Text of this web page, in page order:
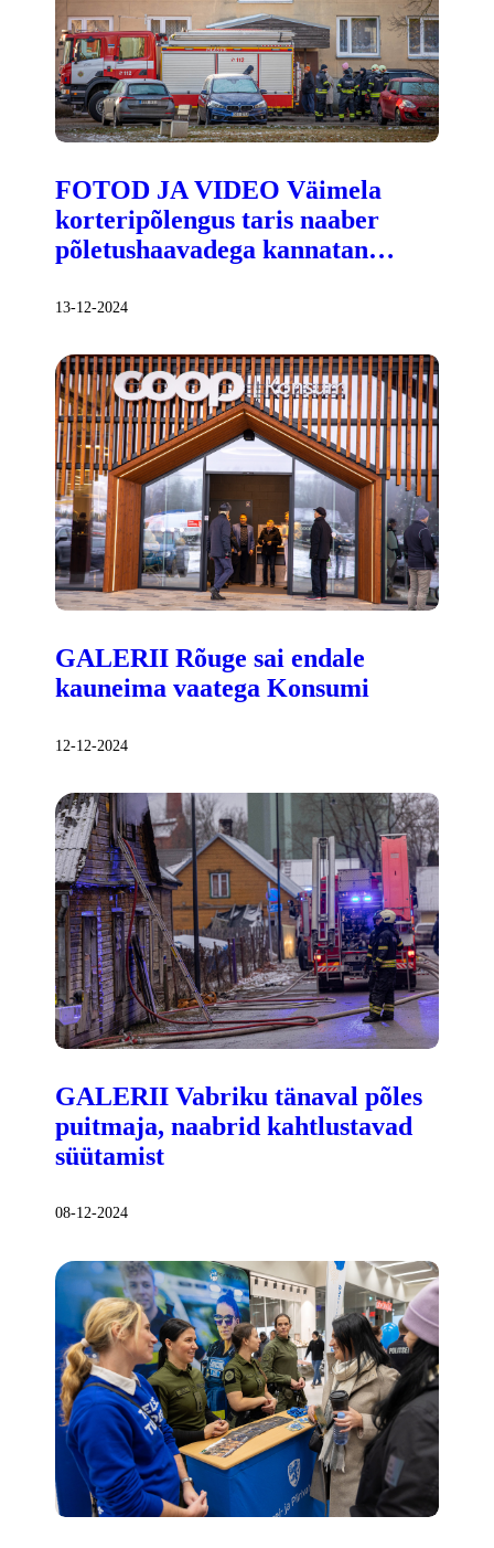
FOTOD JA VIDEO Väimela
korteripõlengus taris naaber
põletushaavadega kannatan…
13-12-2024
GALERII Rõuge sai endale
kauneima vaatega Konsumi
12-12-2024
GALERII Vabriku tänaval põles
puitmaja, naabrid kahtlustavad
süütamist
08-12-2024